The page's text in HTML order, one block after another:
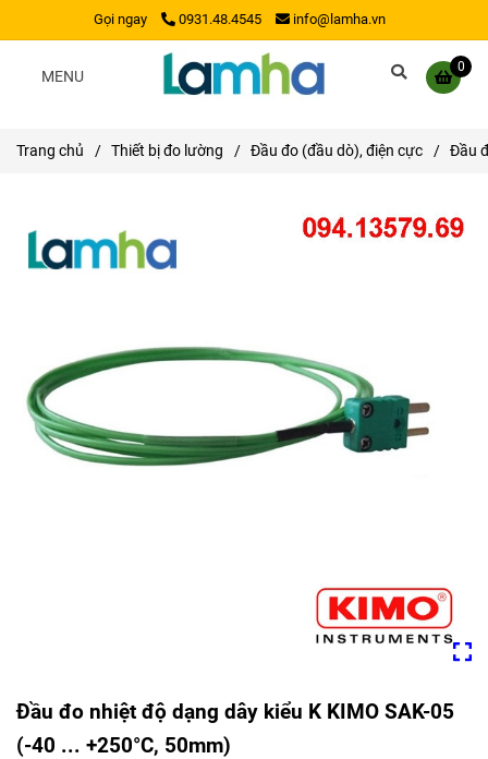
Gọi ngay 0931.48.4545 info@lamha.vn
0
MENU
Trang chủ / Thiết bị đo lường / Đầu đo (đầu dò), điện cực / Đầu
Đầu đo nhiệt độ dạng dây kiểu K KIMO SAK-05
(-40 ... +250°C, 50mm)